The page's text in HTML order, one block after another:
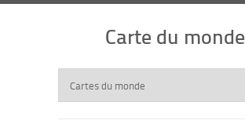
Carte du monde